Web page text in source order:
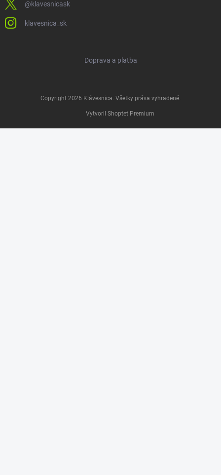
@klavesnicask
klavesnica_sk
Doprava a platba
Vytvoril Shoptet Premium
Copyright 2026 Klávesnica. Všetky práva vyhradené.